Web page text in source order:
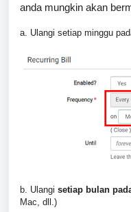
anda mungkin akan
a. Ulangi setiap minggu
b. Ulangi setiap bulan
Mac, dll.)